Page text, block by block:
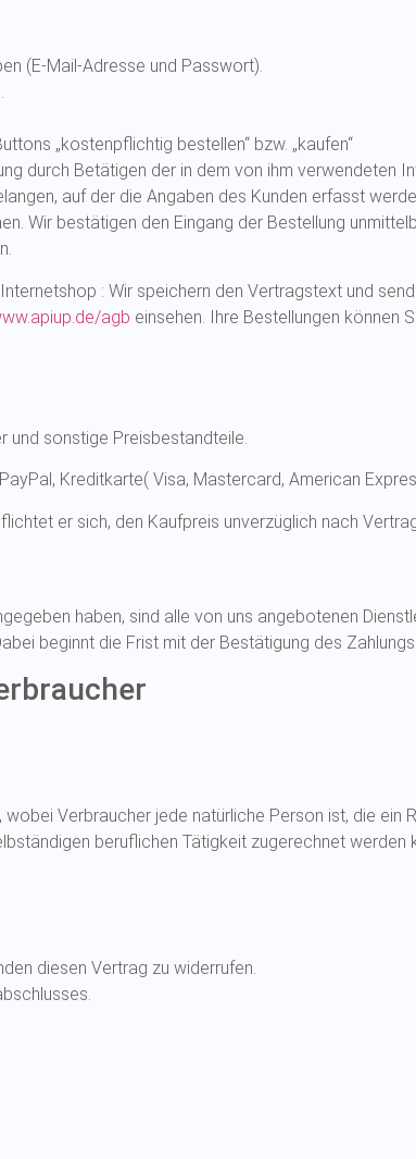
(E-Mail-Adresse und Passwort).
„kostenpflichtig bestellen“ bzw. „kaufen“
durch Betätigen der in dem von ihm verwendeten
auf der die Angaben des Kunden erfasst
Wir bestätigen den Eingang der Bestellung
: Wir speichern den Vertragstext und
agb einsehen. Ihre Bestellungen können
und sonstige Preisbestandteile.
Kreditkarte( Visa, Mastercard, American
er sich, den Kaufpreis unverzüglich nach
haben, sind alle von uns angebotenen
beginnt die Frist mit der Bestätigung des
Verbraucher jede natürliche Person ist, die ein
beruflichen Tätigkeit zugerechnet werden
diesen Vertrag zu widerrufen.